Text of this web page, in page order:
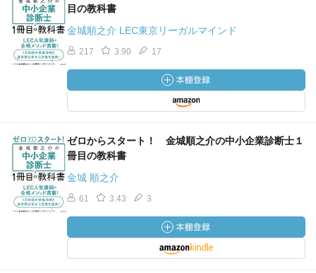
目の教科書
金城順之介 LEC東京リーガルマインド
217 3.90 17
ゼロからスタート！ 金城順之介の中小企業診断士１
冊目の教科書
金城 順之介
61 3.43 3